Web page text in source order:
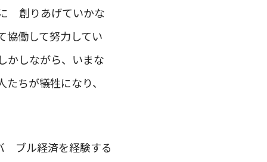
創りあげていかな
協働して努力してい
かしながら、いまな
ちが犠牲になり、
ブル経済を経験する